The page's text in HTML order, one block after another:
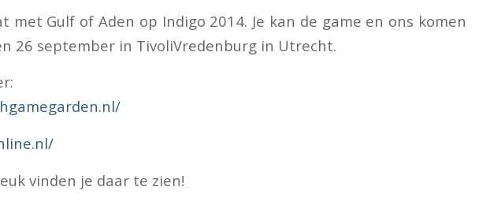
met Gulf of Aden op Indigo 2014. Je kan de game en ons komen
26 september in TivoliVredenburg in Utrecht.
vinden je daar te zien!